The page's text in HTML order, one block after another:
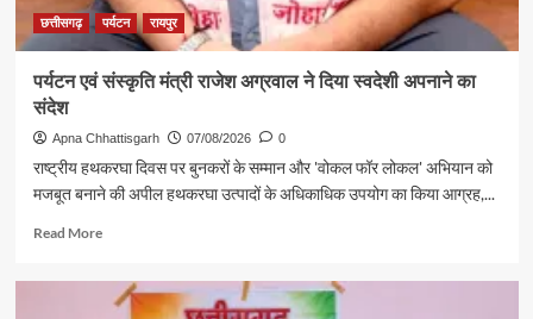
छत्तीसगढ़ पर्यटन रायपुर
पर्यटन एवं संस्कृति मंत्री राजेश अग्रवाल ने दिया स्वदेशी अपनाने का
संदेश
Apna Chhattisgarh 07/08/2026 0
राष्ट्रीय हथकरघा दिवस पर बुनकरों के सम्मान और 'वोकल फॉर लोकल' अभियान को
मजबूत बनाने की अपील हथकरघा उत्पादों के अधिकाधिक उपयोग का किया आग्रह,...
Read MoreRead
पर्यटन